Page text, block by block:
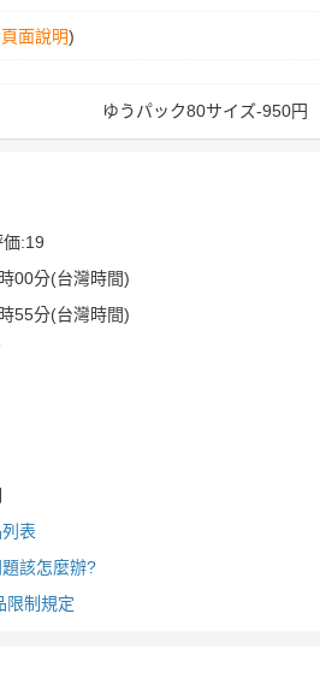
面說明)
ゆうパック80サイズ-950円
価:19
00分(台灣時間)
55分(台灣時間)
表
該怎麼辦?
限制規定